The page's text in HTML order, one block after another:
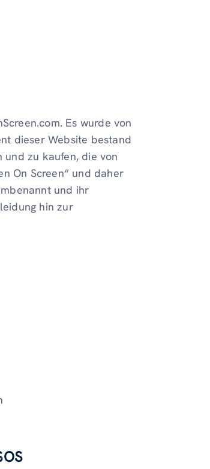
Es wurde von
dieser Website bestand
und zu kaufen, die von
On Screen“ und daher
und ihr
hin zur